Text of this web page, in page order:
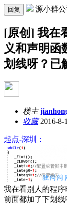
回复 源小群
[原创] 我在
义和声明函
划线呀？已
楼主
收藏2016-8-
起点-深圳：
我在看别人的程
前面都加了下划线